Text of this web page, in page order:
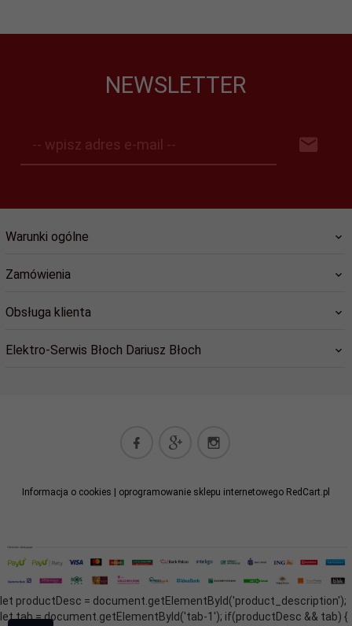
NEWSLETTER
-- wpisz adres e-mail --
Warunki ogólne
Zamówienia
Obsługa klienta
Elektro-Serwis Błoch Dariusz Błoch
Informacja o cookies oprogramowanie sklepu internetowego RedCart.pl
let productDesc = document.getElementById('product_description');
let tab = document.getElementById('tab-1'); if(productDesc && tab) {